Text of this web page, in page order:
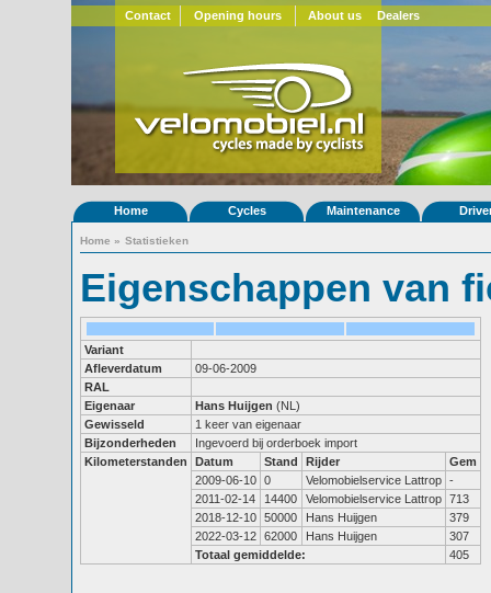
Contact Opening hours About us Dealers
Home Cycles Maintenance
Home » Statistieken
Eigenschappen van
Variant
Afleverdatum
09-06-2009
RAL
Eigenaar
Hans Huijgen (NL)
Gewisseld
1 keer van eigenaar
Bijzonderheden
Ingevoerd bij orderboek import
Kilometerstanden
Datum Stand Rijder
Gem
2009-06-10 0 Velomobielservice Lattrop -
2011-02-14
14400 Velomobielservice Lattrop 713
2018-12-10 50000 Hans Huijgen
379
2022-03-12 62000 Hans Huijgen
307
Totaal gemiddelde:
405